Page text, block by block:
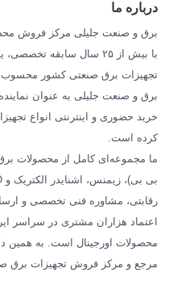
SCHNEIDER
فراکو FRAKO
مقالات تخصصی برق صنعتی
درباره ما
برق و صنعت جلیلی مرکز فروش
با بیش از ۲۵ سال سابقه
تجهیزات برق صنعتی کشور
خرید حضوری و اینترنتی انواع
کرده است.
رقابتی، مشاوره فنی تخصصی و
اعتماد هزاران مشتری در سراسر
محصولات اورجینال است. به همین
مرجع و مرکز فروش تجهیزات برق